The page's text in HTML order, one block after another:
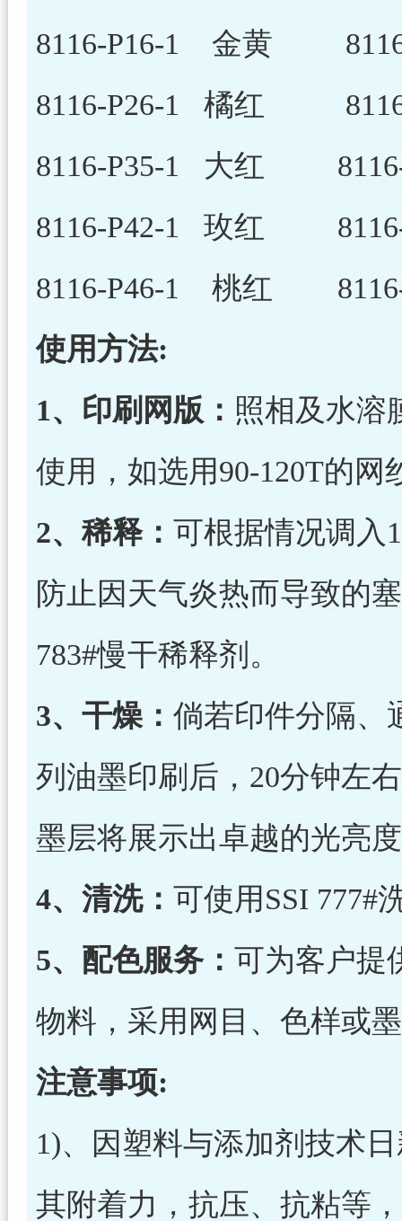
8116-P16-1 金黄
8116-P26-1 橘红
8116-P35-1 大红
8116-P42-1 玫红
8116-P46-1 桃红
使用方法:
1、印刷网版： 照相及水溶
使用，如选用90-120T的网
2、稀释： 可根据情况调入
防止因天气炎热而导致的
783#慢干稀释剂。
3、干燥： 倘若印件分隔、
列油墨印刷后，20分钟左
墨层将展示出卓越的光亮
4、清洗： 可使用SSI 777#
5、配色服务： 可为客户提
物料，采用网目、色样或
注意事项:
1)、因塑料与添加剂技术
其附着力，抗压、抗粘等